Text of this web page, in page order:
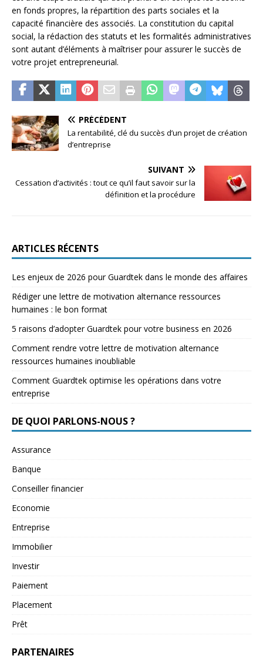
en fonds propres, la répartition des parts sociales et la
capacité financière des associés. La constitution du capital
social, la rédaction des statuts et les formalités administratives
sont autant d’éléments à maîtriser pour assurer le succès de
votre projet entrepreneurial.
PRÉCÉDENT
La rentabilité, clé du succès d’un projet de création
d’entreprise
SUIVANT
Cessation d’activités : tout ce qu’il faut savoir sur la
définition et la procédure
ARTICLES RÉCENTS
Les enjeux de 2026 pour Guardtek dans le monde des affaires
Rédiger une lettre de motivation alternance ressources
humaines : le bon format
5 raisons d’adopter Guardtek pour votre business en 2026
Comment rendre votre lettre de motivation alternance
ressources humaines inoubliable
Comment Guardtek optimise les opérations dans votre
entreprise
DE QUOI PARLONS-NOUS ?
Assurance
Banque
Conseiller financier
Economie
Entreprise
Immobilier
Investir
Paiement
Placement
Prêt
PARTENAIRES